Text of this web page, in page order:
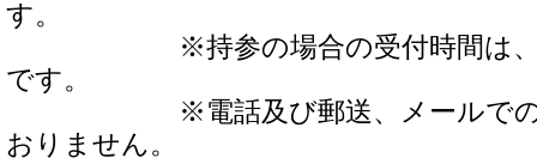
す。
※持参の場合の受付時間は、平
です。
※電話及び郵送、メールでの申
おりません。